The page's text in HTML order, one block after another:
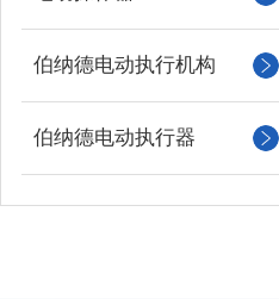
伯纳德电动执行机构
伯纳德电动执行器